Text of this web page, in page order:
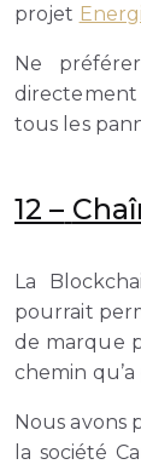
projet
Ne
directement
tous les
12 –
La
pourrait
de marque
chemin
Nous avons
la société